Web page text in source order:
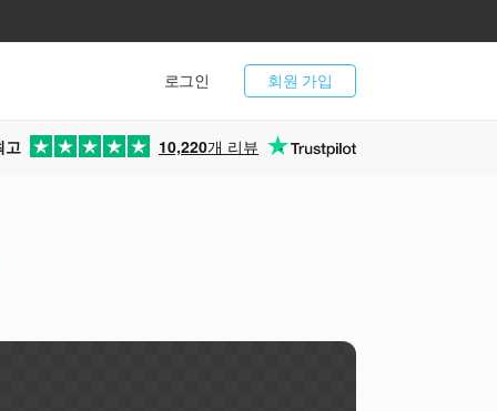
회원 가입
로그인
고 10,220개 리뷰